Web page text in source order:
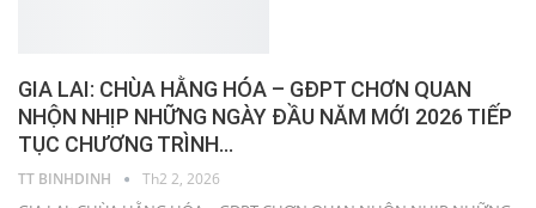
GIA LAI: CHÙA HẰNG HÓA – GĐPT CHƠN QUAN
NHỘN NHỊP NHỮNG NGÀY ĐẦU NĂM MỚI 2026 TIẾP
TỤC CHƯƠNG TRÌNH…
TT BINHDINH Th2 2, 2026